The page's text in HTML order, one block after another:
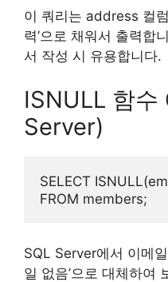
이 쿼리는 address 컬
력’으로 채워서 출력합
서 작성 시 유용합니다.
ISNULL 함수
Server)
SELECT
SQL Server에서 이메
일 없음’으로 대체하여